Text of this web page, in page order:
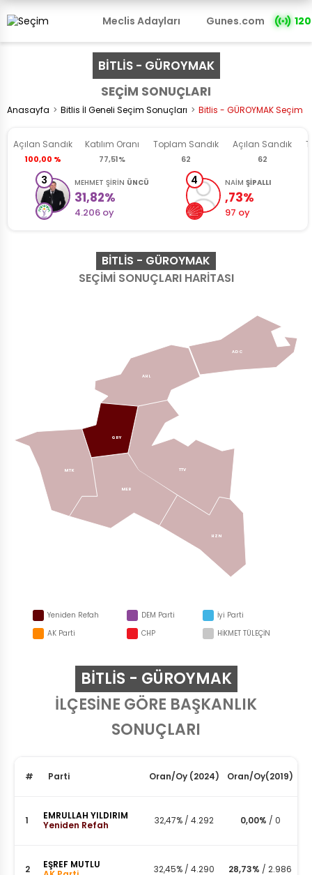
Meclis Adayları Gunes.com 120
BİTLİS - GÜROYMAK
SEÇİM SONUÇLARI
Anasayfa Bitlis İl Geneli Seçim Sonuçları Bitlis - GÜROYMAK Seçim
Açılan Sandık
100,00 %
Katılım Oranı
77,51%
Toplam Sandık
62
Açılan Sandık
62
MEHMET ŞİRİNÜNCÜ
31,82%
4.206 oy
NAİMŞİPALLI
,73%
97 oy
BITLIS - GÜROYMAK
SEÇİMİ SONUÇLARI HARİTASI
HZN
MER
TTV
MTK
GRY
AHL
ADC
Yeniden Refah
AK Parti
DEM Parti
CHP
İyi Parti
HİKMET TÜLEÇİN
BITLIS - GÜROYMAK
İLÇESİNE GÖRE BAŞKANLIK
SONUÇLARI
# Parti Oran/Oy (2024) Oran/Oy(2019)
1
EMRULLAH YILDIRIM
Yeniden Refah
32,47% / 4.292 0,00% / 0
2
EŞREF MUTLU
32,45% / 4.290 28,73% / 2.986